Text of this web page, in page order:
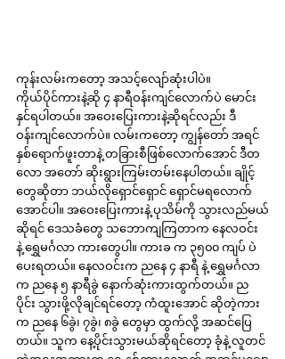
ကုန်းလမ်းကတော့ အသင့်လျော်ဆုံးပါပဲ။
ကိုယ်ပိုင်ကားနဲ့ဆို ၄ နာရီဝန်းကျင်လောက်ပဲ မောင်း
နှင်ရပါတယ်။ အဝေးပြေးကားနဲ့ဆိုရင်လည်း ဒီ
ဝန်းကျင်လောက်ပဲ။ လမ်းကတော့ ကျွန်တော် အရင်
နှစ်ရောက်ဖူးတာနဲ့ တခြားစီဖြစ်လောက်အောင် ဒီတ
လော အတော် ဆိုးရွားကြမ်းတမ်းနေပါတယ်။ ချိုင့်
တွေဆိုတာ ဘယ်လိုရှောင်ရှောင် ရှောင်မရလောက်
အောင်ပါ။ အဝေးပြေးကားနဲ့ ပုသိမ်ကို သွားလည်မယ်
ဆိုရင် ဒေသခံတွေ သဘောကျကြတာက နေလဝင်း
နဲ့ ရွှေမင်္ဂလာ ကားတွေပါ။ ကားခ က ၃၅၀၀ ကျပ် ပဲ
ပေးရတယ်။ နေလဝင်းက ညနေ ၄ နာရီ နဲ့ ရွှေမင်္ဂလာ
က ညနေ ၅ နာရီခွဲ နောက်ဆုံးကားထွက်တယ်။ ည
ပိုင်း သွားဖို့လိုချင်ရင်တော့ ကံထူးအောင် ဆိုတဲ့ကား
က ညနေ ၆ခွဲ၊ ၇ခွဲ၊ ၈ခွဲ တွေမှာ ထွက်လို့ အဆင်ပြေ
တယ်။ သူက နေ့ပိုင်းသွားမယ်ဆိုရင်တော့ ခုံနဲ့ လူတင်